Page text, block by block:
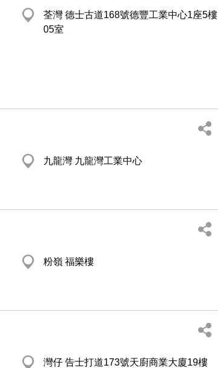
荃灣 德士古道168號德豐工業中心1座5樓
05室
九龍灣 九龍灣工業中心
粉嶺 福樂樓
灣仔 告士打道173號天廚商業大廈19樓